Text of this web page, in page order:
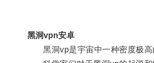
黑洞vpn安卓
黑洞vp是宇宙中一种密度极高